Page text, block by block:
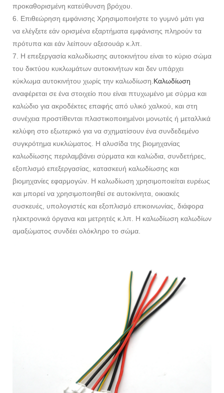
προκαθορισμένη κατεύθυνση βρόχου.
6. Επιθεώρηση εμφάνισης Χρησιμοποιήστε το γυμνό μάτι για
να ελέγξετε εάν ορισμένα εξαρτήματα εμφάνισης πληρούν τα
πρότυπα και εάν λείπουν αξεσουάρ κ.λπ.
7. Η επεξεργασία καλωδίωσης αυτοκινήτου είναι το κύριο σώμα
του δικτύου κυκλωμάτων αυτοκινήτων και δεν υπάρχει
κύκλωμα αυτοκινήτου χωρίς την καλωδίωση. Καλωδίωση
αναφέρεται σε ένα στοιχείο που είναι πτυχωμένο με σύρμα και
καλώδιο για ακροδέκτες επαφής από υλικό χαλκού, και στη
συνέχεια προστίθενται πλαστικοποιημένοι μονωτές ή μεταλλικά
κελύφη στο εξωτερικό για να σχηματίσουν ένα συνδεδεμένο
συγκρότημα κυκλώματος. Η αλυσίδα της βιομηχανίας
καλωδίωσης περιλαμβάνει σύρματα και καλώδια, συνδετήρες,
εξοπλισμό επεξεργασίας, κατασκευή καλωδίωσης και
βιομηχανίες εφαρμογών. Η καλωδίωση χρησιμοποιείται ευρέως
και μπορεί να χρησιμοποιηθεί σε αυτοκίνητα, οικιακές
συσκευές, υπολογιστές και εξοπλισμό επικοινωνίας, διάφορα
ηλεκτρονικά όργανα και μετρητές κ.λπ. Η καλωδίωση καλωδίων
αμαξώματος συνδέει ολόκληρο το σώμα.